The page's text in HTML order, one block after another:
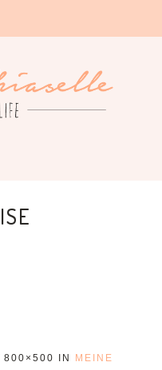
800×500 IN MEINE